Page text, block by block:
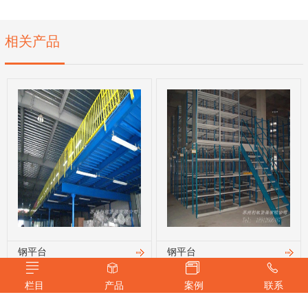
相关产品
钢平台 钢平台
栏目 产品 案例 联系